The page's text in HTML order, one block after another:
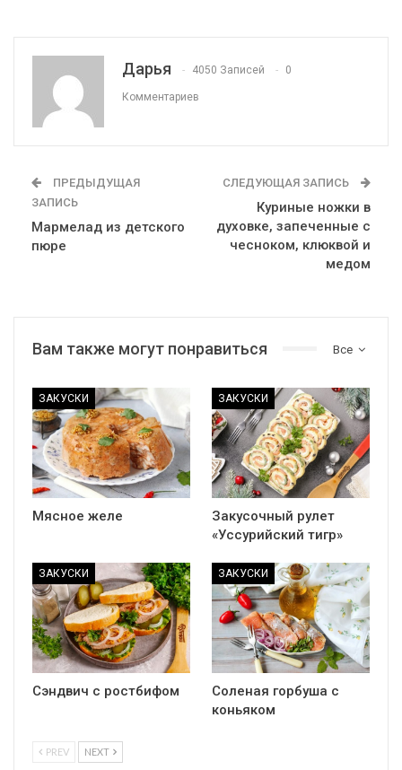
Дарья 4050 Записей 0
Комментариев
ПРЕДЫДУЩАЯ
ЗАПИСЬ
Мармелад из детского
пюре
СЛЕДУЮЩАЯ ЗАПИСЬ
Куриные ножки в
духовке, запеченные с
чесноком, клюквой и
медом
Все
Вам также могут понравиться
ЗАКУСКИ
Мясное желе
ЗАКУСКИ
Закусочный рулет
«Уссурийский тигр»
ЗАКУСКИ
Сэндвич с ростбифом
ЗАКУСКИ
Соленая горбуша с
коньяком
PREV NEXT